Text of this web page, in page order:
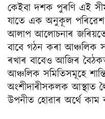
কেইবা দশক পুৰণি এই
যাতে এক অনুকূল পৰিৱেশ
আলাপ আলোচনাৰ জৰিয়তে
বাবে গঠন কৰা আঞ্চলিক
ৰখাৰ বাবেও আজিৰ
আঞ্চলিক সমিতিসমূহে
অংশীদাৰীসকলক আস্থাত
উপনীত হোৱাৰ অৰ্থে কাম